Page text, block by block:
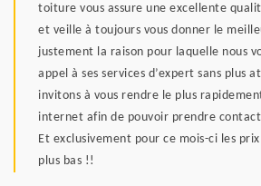
toiture vous assure une excellente
et veille à toujours vous donner le
justement la raison pour laquelle nous
appel à ses services d’expert sans plus
invitons à vous rendre le plus
internet afin de pouvoir prendre
Et exclusivement pour ce mois-ci les
plus bas !!